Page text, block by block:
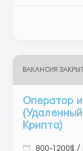
ВАКАНСИЯ
Оператор
Крипта)
800-1200$ /